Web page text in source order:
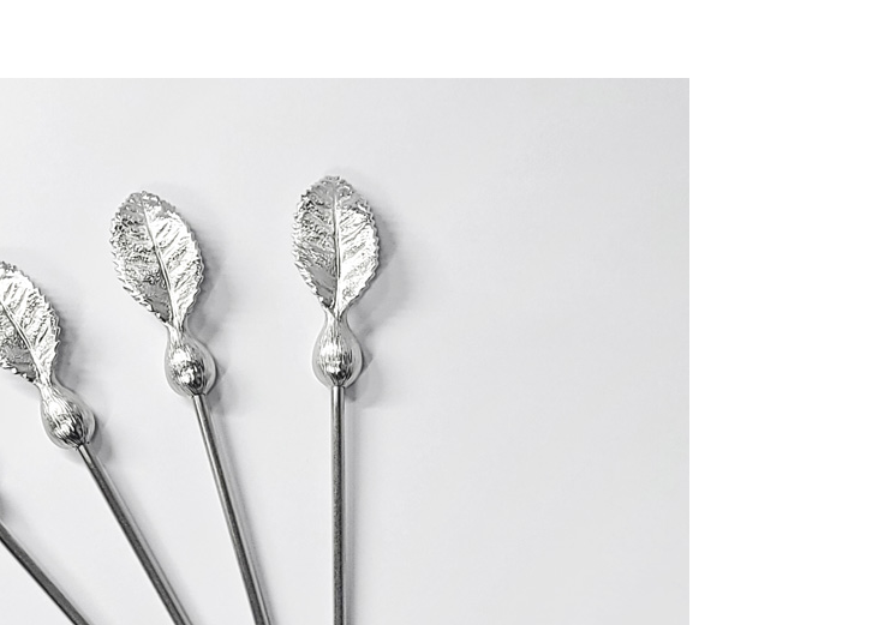
페이코 ID로 페이
PAYCO 바로구매